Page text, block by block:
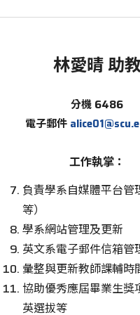
林愛晴 助
分機 6486
電子郵件
工作執掌：
負責學系自媒體平台管
等）
學系網站管理及更新
英文系電子郵件信箱管
彙整與更新教師課輔時
協助優秀應屆畢業生獎
英選拔等